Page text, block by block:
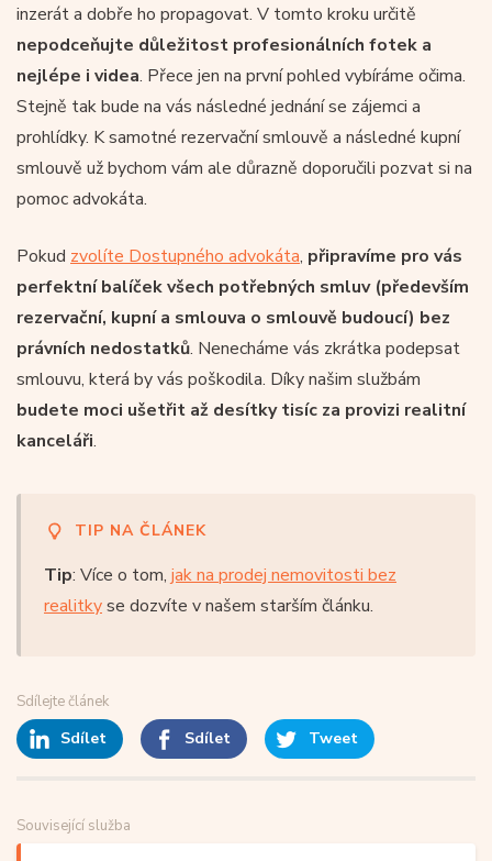
inzerát a dobře ho propagovat. V tomto kroku určitě
nepodceňujte důležitost profesionálních fotek a
nejlépe i videa. Přece jen na první pohled vybíráme očima.
Stejně tak bude na vás následné jednání se zájemci a
prohlídky. K samotné rezervační smlouvě a následné kupní
smlouvě už bychom vám ale důrazně doporučili pozvat si na
pomoc advokáta.
Pokud zvolíte Dostupného advokáta, připravíme pro vás
perfektní balíček všech potřebných smluv (především
rezervační, kupní a smlouva o smlouvě budoucí) bez
právních nedostatků. Nenecháme vás zkrátka podepsat
smlouvu, která by vás poškodila. Díky našim službám
budete moci ušetřit až desítky tisíc za provizi realitní
kanceláři.
TIP NA ČLÁNEK
Tip: Více o tom, jak na prodej nemovitosti bez
realitkyse dozvíte v našem starším článku.
Sdílejte článek
Sdílet Sdílet Tweet
Související služba